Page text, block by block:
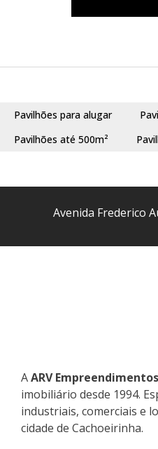
Pavilhões para alugar
Pavilhões até 500m²
Avenida Frederico
AARV
imobiliário desde 1994.
industriais, comerciais e
cidade de Cachoeirinha.